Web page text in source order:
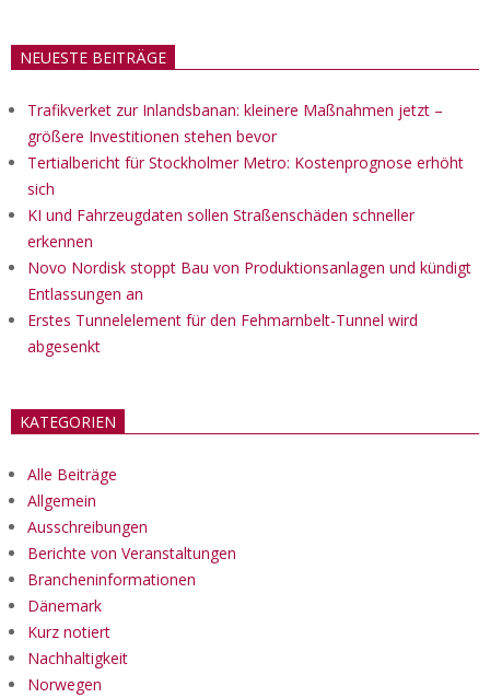
NEUESTE BEITRÄGE
Trafikverket zur Inlandsbanan: kleinere Maßnahmen jetzt –
größere Investitionen stehen bevor
Tertialbericht für Stockholmer Metro: Kostenprognose erhöht
sich
KI und Fahrzeugdaten sollen Straßenschäden schneller
erkennen
Novo Nordisk stoppt Bau von Produktionsanlagen und kündigt
Entlassungen an
Erstes Tunnelelement für den Fehmarnbelt-Tunnel wird
abgesenkt
KATEGORIEN
Alle Beiträge
Allgemein
Ausschreibungen
Berichte von Veranstaltungen
Brancheninformationen
Dänemark
Kurz notiert
Nachhaltigkeit
Norwegen